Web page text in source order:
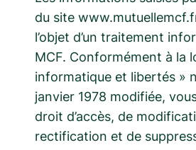
du site
l’objet d’un traitement
MCF. Conformément à la
informatique et libertés »
janvier 1978 modifiée,
droit d’accès, de
rectification et de